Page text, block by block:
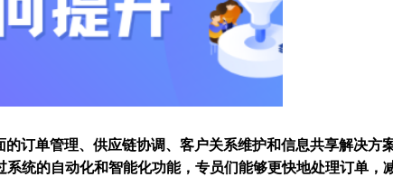
订单管理、供应链协调、客户关系维护和信息共享解决方
统的自动化和智能化功能，专员们能够更快地处理订单，